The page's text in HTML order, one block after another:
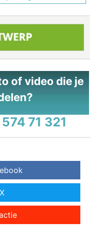
of video die je
71 321